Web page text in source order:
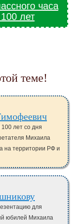
часа
лет
теме!
лет со дня
Михаила
на территории РФ и
для
юбилей Михаила